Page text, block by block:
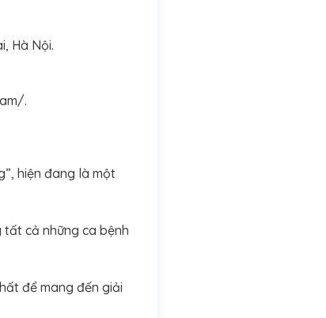
Hà Nội.
.
hiện đang là một
tất cả những ca bệnh
để mang đến giải